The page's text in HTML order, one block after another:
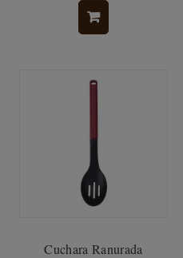
Cuchara Ranurada